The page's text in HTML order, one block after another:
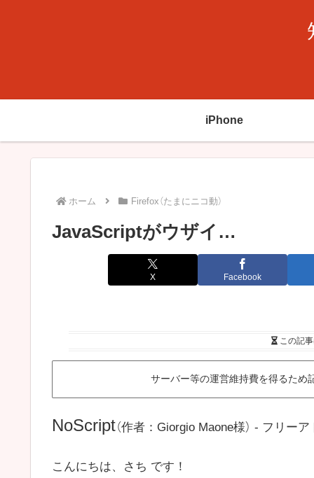
iPhone
ホーム Firefox（たまにニコ動）
JavaScriptがウザイ…
X Facebook
この記
サーバー等の運営維持費を得るため
NoScript（作者：Giorgio Maone様） - フリーア
こんにちは、さち です！